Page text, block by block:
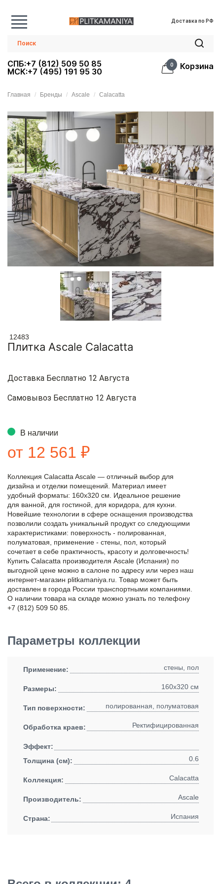
Доставка по РФ
СПБ:+7 (812) 509 50 85
МСК:+7 (495) 191 95 30
0 Корзина
Главная Бренды Ascale Calacatta
12483
Плитка Ascale Calacatta
Доставка Бесплатно 12 Августа
Самовывоз Бесплатно 12 Августа
В наличии
от 12 561 ₽
Коллекция Calacatta Ascale — отличный выбор для
дизайна и отделки помещений. Материал имеет
удобный форматы: 160x320 см. Идеальное решение
для ванной, для гостиной, для коридора, для кухни.
Новейшие технологии в сфере оснащения производства
позволили создать уникальный продукт со следующими
характеристиками: поверхность - полированная,
полуматовая, применение - стены, пол, который
сочетает в себе практичность, красоту и долговечность!
Купить Calacatta производителя Ascale (Испания) по
выгодной цене можно в салоне по адресу или через наш
интернет-магазин plitkamaniya.ru. Товар может быть
доставлен в города России транспортными компаниями.
О наличии товара на складе можно узнать по телефону
+7 (812) 509 50 85.
Параметры коллекции
Применение: стены, пол
Размеры: 160x320 см
Тип поверхности: полированная, полуматовая
Обработка краев: Ректифицированная
Эффект:
Толщина (см):
0.6
Коллекция: Calacatta
Производитель: Ascale
Страна: Испания